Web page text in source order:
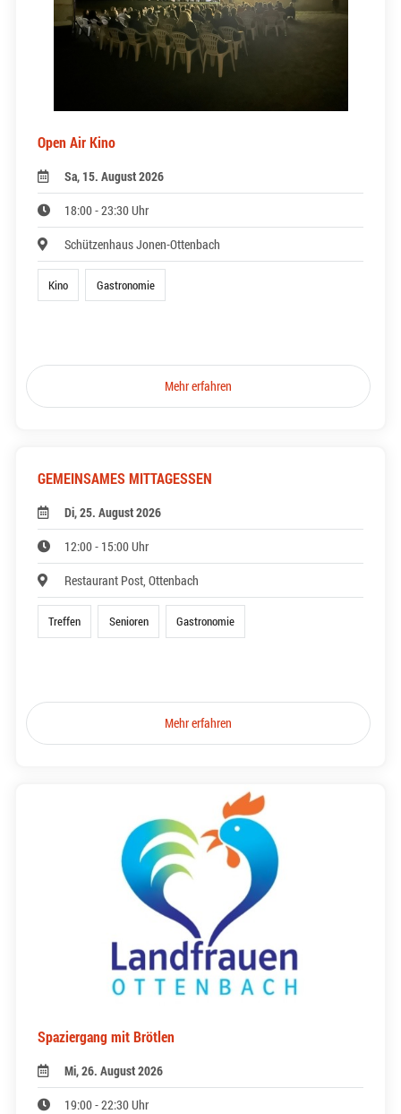
Open Air Kino
Sa, 15. August 2026
18:00 - 23:30 Uhr
Schützenhaus Jonen-Ottenbach
Kino Gastronomie
Mehr erfahren
GEMEINSAMES MITTAGESSEN
Di, 25. August 2026
12:00 - 15:00 Uhr
Restaurant Post, Ottenbach
Treffen Senioren Gastronomie
Mehr erfahren
Spaziergang mit Brötlen
Mi, 26. August 2026
19:00 - 22:30 Uhr